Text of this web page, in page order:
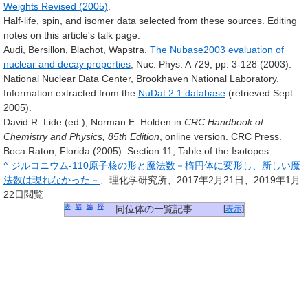
Weights Revised (2005).
Half-life, spin, and isomer data selected from these sources. Editing
notes on this article's talk page.
Audi, Bersillon, Blachot, Wapstra. The Nubase2003 evaluation of
nuclear and decay properties, Nuc. Phys. A 729, pp. 3-128 (2003).
National Nuclear Data Center, Brookhaven National Laboratory.
Information extracted from the NuDat 2.1 database (retrieved Sept.
2005).
David R. Lide (ed.), Norman E. Holden in CRC Handbook of
Chemistry and Physics, 85th Edition, online version. CRC Press.
Boca Raton, Florida (2005). Section 11, Table of the Isotopes.
^ ジルコニウム-110原子核の形と魔法数－楕円体に変形し、新しい魔
法数は現れなかった－ 、理化学研究所、2017年2月21日、2019年1月
22日閲覧
[表示]
表・ 話・ 編・ 歴 同位体の一覧記事